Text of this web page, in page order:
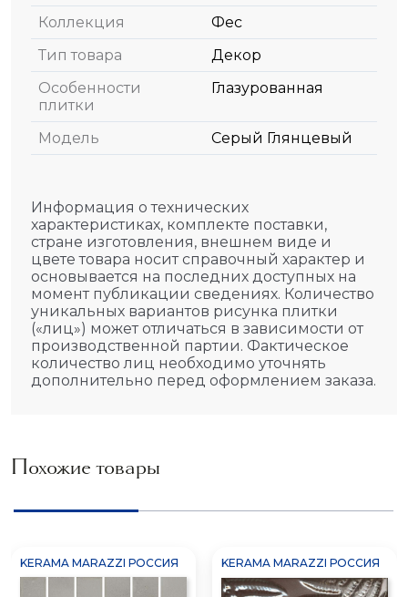
Коллекция
Фес
Тип товара
Декор
Особенности
плитки
Глазурованная
Модель Серый Глянцевый
Информация о технических
характеристиках, комплекте поставки,
стране изготовления, внешнем виде и
цвете товара носит справочный характер и
основывается на последних доступных на
момент публикации сведениях. Количество
уникальных вариантов рисунка плитки
(«лиц») может отличаться в зависимости от
производственной партии. Фактическое
количество лиц необходимо уточнять
дополнительно перед оформлением заказа.
Похожие товары
KERAMA MARAZZI РОССИЯ KERAMA MARAZZI РОССИЯ